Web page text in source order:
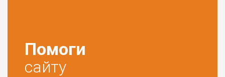
Помоги
сайту